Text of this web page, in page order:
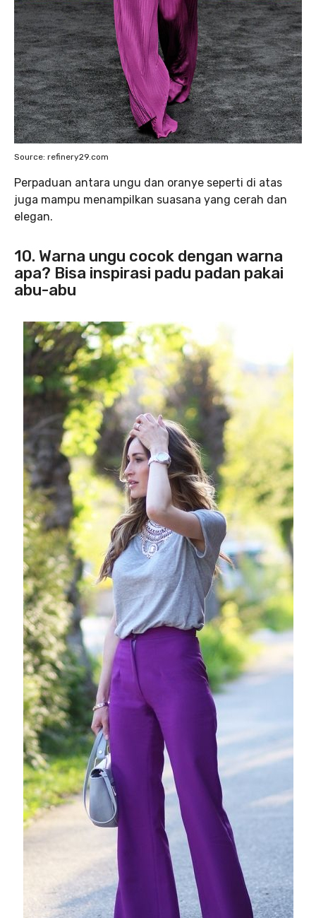
Source: refinery29.com
Perpaduan antara ungu dan oranye seperti di atas
juga mampu menampilkan suasana yang cerah dan
elegan.
10. Warna ungu cocok dengan warna
apa? Bisa inspirasi padu padan pakai
abu-abu